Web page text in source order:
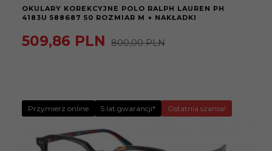
OKULARY KOREKCYJNE POLO RALPH LAUREN PH
4183U 588687 50 ROZMIAR M + NAKŁADKI
509,86 PLN 800,00 PLN
Przymierz online 5 lat gwarancji* Ostatnia szansa!